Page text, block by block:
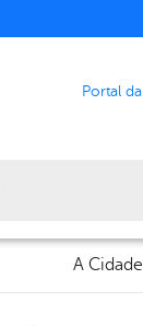
Portal
A Cidade